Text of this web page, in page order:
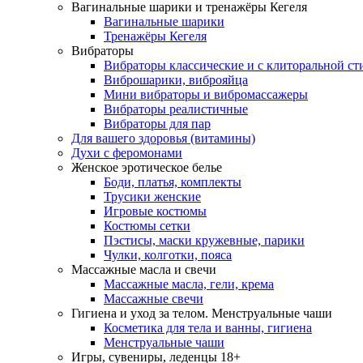
Вагинальные шарики и тренажёры Кегеля
Вагинальные шарики
Тренажёры Кегеля
Вибраторы
Вибраторы классические и с клиторальной
Виброшарики, виброяйца
Мини вибраторы и вибромассажеры
Вибраторы реалистичные
Вибраторы для пар
Для вашего здоровья (витамины)
Духи с феромонами
Женское эротическое белье
Боди, платья, комплекты
Трусики женские
Игровые костюмы
Костюмы сетки
Пэстисы, маски кружевные, парики
Чулки, колготки, пояса
Массажные масла и свечи
Массажные масла, гели, крема
Массажные свечи
Гигиена и уход за телом. Менструальные чаши
Косметика для тела и ванны, гигиена
Менструальные чаши
Игры, сувениры, леденцы 18+